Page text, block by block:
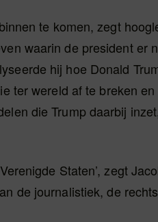
te komen, zegt
waarin de president er
hij hoe Donald
ter wereld af te breken en
die Trump daarbij
Staten’, zegt
de journalistiek, de